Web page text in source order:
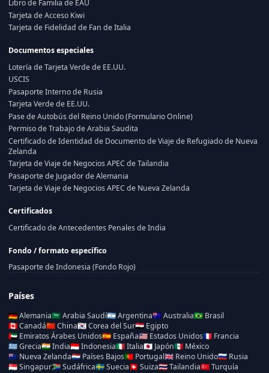
Libro de Familia de EAU
Tarjeta de Acceso Kiwi
Tarjeta de Fidelidad de Fan de Italia
Documentos especiales
Lotería de Tarjeta Verde de EE.UU.
USCIS
Pasaporte Interno de Rusia
Tarjeta Verde de EE.UU.
Pase de Autobús del Reino Unido (Formulario Online)
Permiso de Trabajo de Arabia Saudita
Certificado de Identidad de Documento de Viaje de Refugiado de Nueva
Zelanda
Tarjeta de Viaje de Negocios APEC de Tailandia
Pasaporte de Jugador de Alemania
Tarjeta de Viaje de Negocios APEC de Nueva Zelanda
Certificados
Certificado de Antecedentes Penales de India
Fondo / formato específico
Pasaporte de Indonesia (Fondo Rojo)
Países
🇩🇪Alemania🇸🇦Arabia Saudí🇦🇷Argentina🇦🇺Australia🇧🇷 Brasil
🇨🇦Canadá🇨🇳China🇰🇷Corea del Sur🇪🇬 Egipto
🇦🇪 Emiratos Árabes Unidos🇪🇸 España🇺🇸 Estados Unidos🇫🇷 Francia
🇬🇷Grecia🇮🇳India🇮🇩Indonesia🇮🇹Italia🇯🇵 Japón🇲🇽 México
🇳🇿 Nueva Zelanda🇳🇱 Países Bajos🇵🇹 Portugal🇬🇧 Reino Unido🇷🇺 Rusia
🇸🇬Singapur🇿🇦Sudáfrica🇸🇪Suecia🇨🇭 Suiza🇹🇭Tailandia🇹🇷Turquía